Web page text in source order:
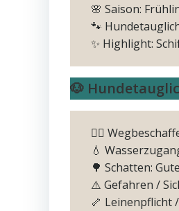
🌸 Saison:
🐾
✨ Highlight:
🐶
🚶‍♂️
💧
🌳 Schatten:
⚠️ Gefahren /
🦴 Leinenpflicht